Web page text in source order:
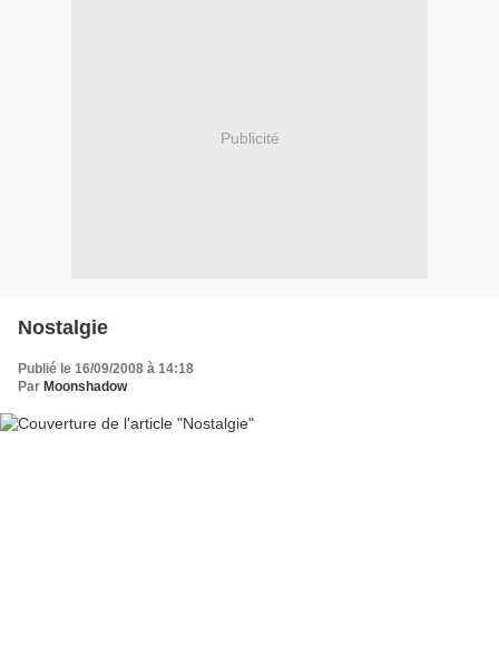
Publicité
Nostalgie
Publié le 16/09/2008 à 14:18
Par Moonshadow